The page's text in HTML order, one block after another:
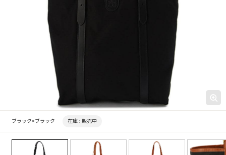
ブラック×ブラック 在庫 : 販売中